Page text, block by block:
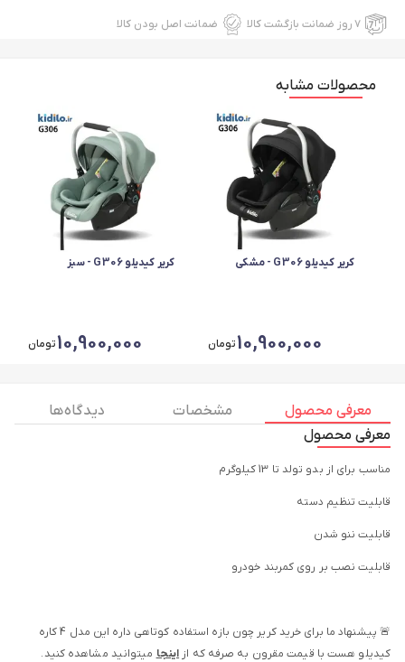
۷ روز ضمانت بازگشت کالا ضمانت اصل بودن کالا
محصولات مشابه
کریر کیدیلو G306 - مشکی
10,900,000تومان
کریر کیدیلو G306 - سبز
10,900,000تومان
معرفی محصول مشخصات
دیدگاه ها
معرفی محصول
مناسب برای از بدو تولد تا 13 کیلوگرم
قابلیت تنظیم دسته
قابلیت ننو شدن
قابلیت نصب بر روی کمربند خودرو
🚨 پیشنهاد ما برای خرید کریر چون بازه استفاده کوتاهی داره این مدل 4 کاره
کیدیلو هست با قیمت مقرون به صرفه که از اینجا میتوانید مشاهده کنید.